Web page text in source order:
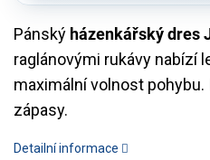
Pánský házenkářský dres
raglánovými rukávy nabízí
maximální volnost pohybu.
zápasy.
Detailní informace